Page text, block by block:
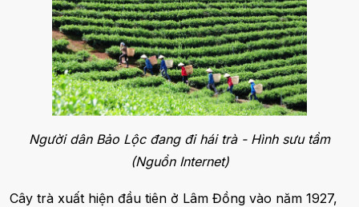
Người dân Bảo Lộc đang đi hái trà - Hình sưu tầm
(Nguồn Internet)
Cây trà xuất hiện đầu tiên ở Lâm Đồng vào năm 1927,